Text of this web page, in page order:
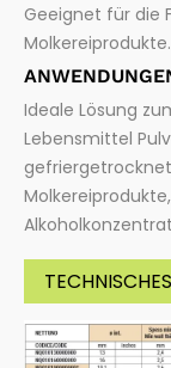
Geeignet für die
Molkereiprodukte.
Ideale Lösung
Lebensmittel